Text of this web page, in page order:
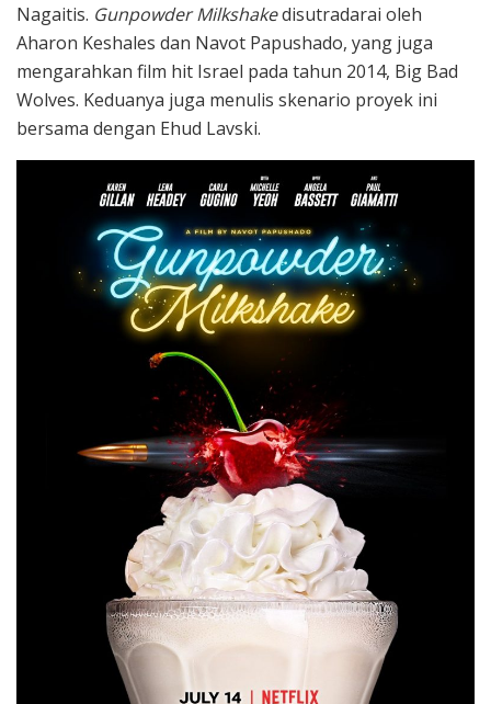
Nagaitis. Gunpowder Milkshakedisutradarai oleh
Aharon Keshales dan Navot Papushado, yang juga
mengarahkan film hit Israel pada tahun 2014, Big Bad
Wolves. Keduanya juga menulis skenario proyek ini
bersama dengan Ehud Lavski.